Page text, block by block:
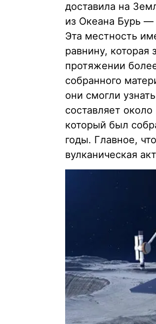
доставила на
из Океана Бурь —
Эта местность
равнину, которая
протяжении
собранного
они смогли
составляет
который был
годы. Главное,
вулканическая